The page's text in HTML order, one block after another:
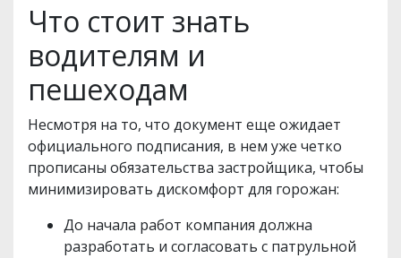
Что стоит знать
водителям и
пешеходам
Несмотря на то, что документ еще ожидает
официального подписания, в нем уже четко
прописаны обязательства застройщика, чтобы
минимизировать дискомфорт для горожан:
До начала работ компания должна
разработать и согласовать с патрульной